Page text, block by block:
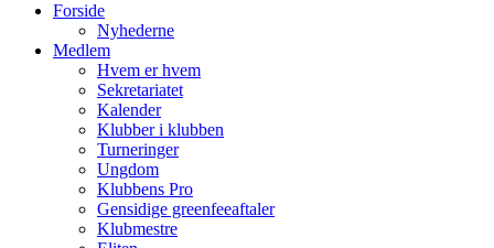
Forside
Nyhederne
Medlem
Hvem er hvem
Sekretariatet
Kalender
Klubber i klubben
Turneringer
Ungdom
Klubbens Pro
Gensidige greenfeeaftaler
Klubmestre